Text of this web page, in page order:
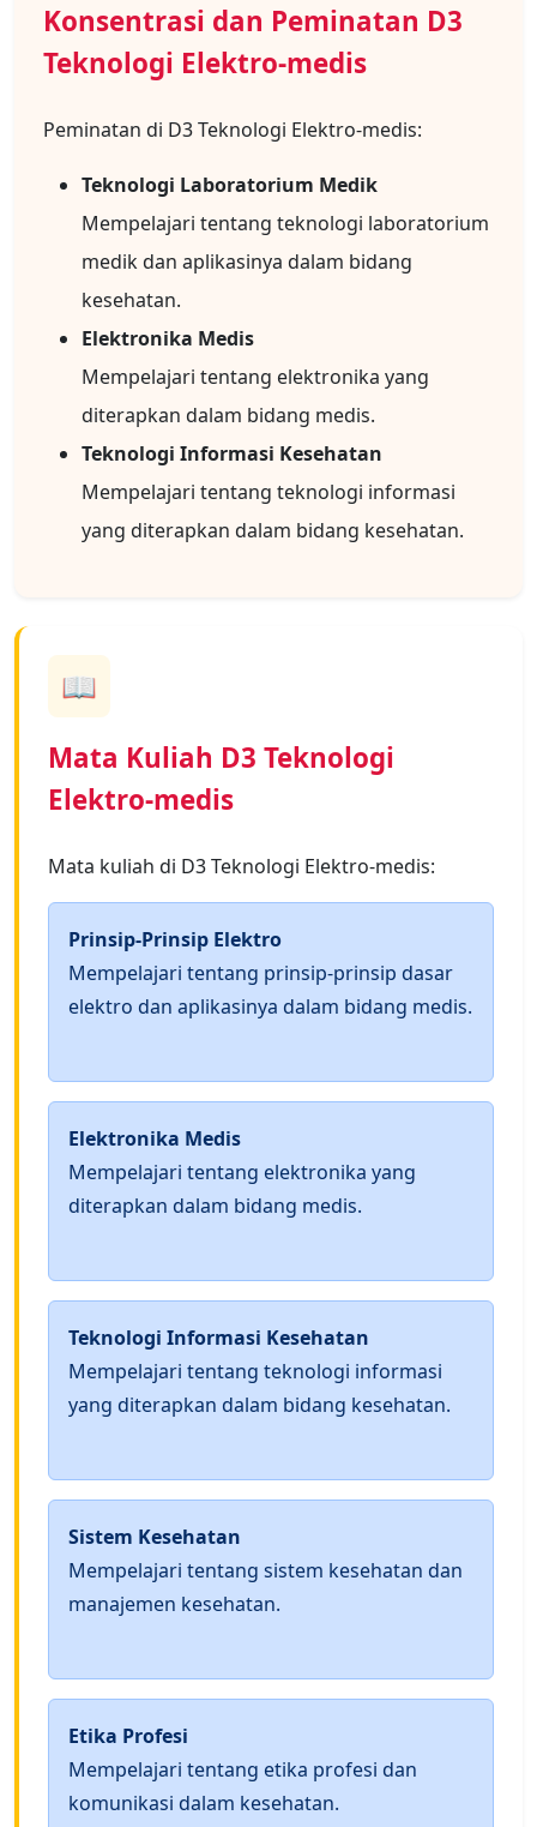
Konsentrasi dan Peminatan D3
Teknologi Elektro-medis
Peminatan di D3 Teknologi Elektro-medis:
Teknologi Laboratorium Medik
Mempelajari tentang teknologi laboratorium
medik dan aplikasinya dalam bidang
kesehatan.
Elektronika Medis
Mempelajari tentang elektronika yang
diterapkan dalam bidang medis.
Teknologi Informasi Kesehatan
Mempelajari tentang teknologi informasi
yang diterapkan dalam bidang kesehatan.
📖
Mata Kuliah D3 Teknologi
Elektro-medis
Mata kuliah di D3 Teknologi Elektro-medis:
Prinsip-Prinsip Elektro
Mempelajari tentang prinsip-prinsip dasar
elektro dan aplikasinya dalam bidang medis.
Elektronika Medis
Mempelajari tentang elektronika yang
diterapkan dalam bidang medis.
Teknologi Informasi Kesehatan
Mempelajari tentang teknologi informasi
yang diterapkan dalam bidang kesehatan.
Sistem Kesehatan
Mempelajari tentang sistem kesehatan dan
manajemen kesehatan.
Etika Profesi
Mempelajari tentang etika profesi dan
komunikasi dalam kesehatan.